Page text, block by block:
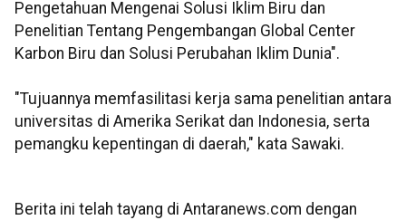
Pengetahuan Mengenai Solusi Iklim Biru dan
Penelitian Tentang Pengembangan Global Center
Karbon Biru dan Solusi Perubahan Iklim Dunia".
"Tujuannya memfasilitasi kerja sama penelitian antara
universitas di Amerika Serikat dan Indonesia, serta
pemangku kepentingan di daerah," kata Sawaki.
Berita ini telah tayang di Antaranews.com dengan